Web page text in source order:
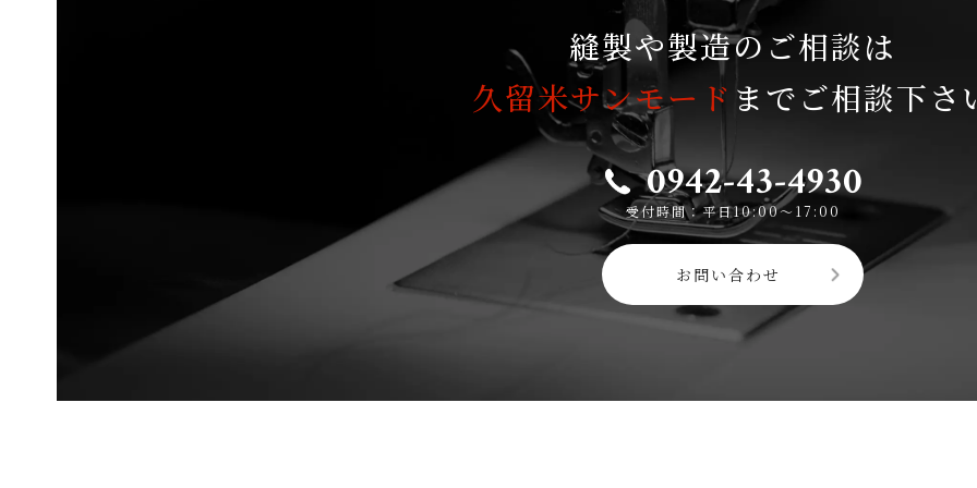
縫製や製造のご相談は
久留米サンモード までご相談下さ
0942-43-4930
受付時間：平日10:00〜17:00
お問い合わせ